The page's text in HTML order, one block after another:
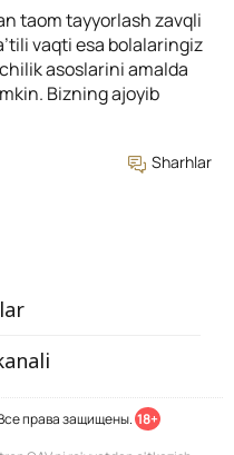
taom tayyorlash zavqli
vaqti esa bolalaringiz
asoslarini amalda
Bizning ajoyib
Sharhlar
права защищены. 18+